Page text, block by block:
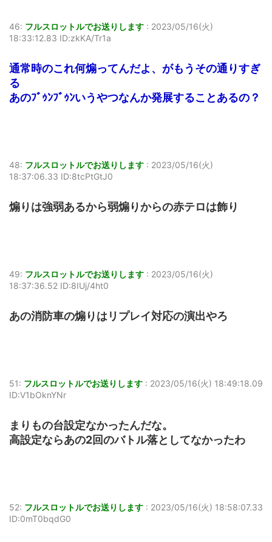
46: フルスロットルでお送りします : 2023/05/16(火)
18:33:12.83 ID:zkKA/Tr1a
通常時のこれ何煽ってんだよ、がもうその通りすぎ
る
あのﾌﾞｩﾝﾌﾞｩﾝいうやつなんか発展することあるの？
48: フルスロットルでお送りします : 2023/05/16(火)
18:37:06.33 ID:8tcPtGtJ0
煽りは強弱あるから弱煽りからの赤テロは飾り
49: フルスロットルでお送りします : 2023/05/16(火)
18:37:36.52 ID:8IUj/4ht0
あの消防車の煽りはリプレイ対応の演出やろ
51: フルスロットルでお送りします : 2023/05/16(火) 18:49:18.09
ID:V1bOknYNr
まりもの台設定なかったんだな。
高設定ならあの2回のバトル落としてなかったわ
52: フルスロットルでお送りします : 2023/05/16(火) 18:58:07.33
ID:0mT0bqdG0